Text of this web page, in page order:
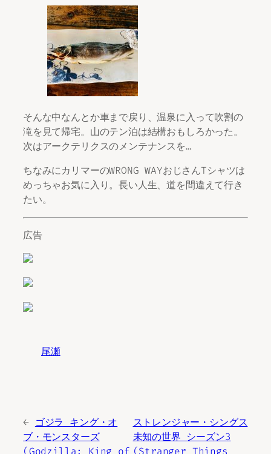
そんな中なんとか車まで戻り、温泉に入って吹割の
滝を見て帰宅。山のテン泊は結構おもしろかった。
次はアークテリクスのメンテナンスを…
ちなみにカリマーのWRONG WAYおじさんTシャツは
めっちゃお気に入り。長い人生、道を間違えて行き
たい。
広告
尾瀬
← ゴジラ キング・オ
ブ・モンスターズ
(Godzilla: King of
ストレンジャー・シングス
未知の世界 シーズン3
(Stranger Things